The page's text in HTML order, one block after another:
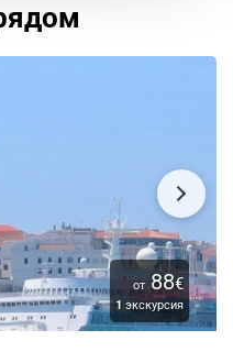
от 88€
1 экскурсия